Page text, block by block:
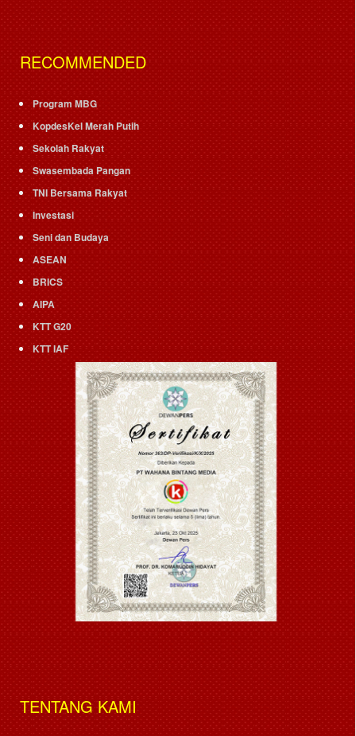
RECOMMENDED
Program MBG
KopdesKel Merah Putih
Sekolah Rakyat
Swasembada Pangan
TNI Bersama Rakyat
Investasi
Seni dan Budaya
ASEAN
BRICS
AIPA
KTT G20
KTT IAF
TENTANG KAMI